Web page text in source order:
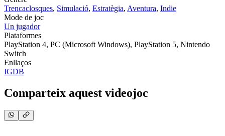
Trencaclosques, Simulació, Estratègia, Aventura, Indie
Mode de joc
Un jugador
Plataformes
PlayStation 4, PC (Microsoft Windows), PlayStation 5, Nintendo
Switch
Enllaços
IGDB
Comparteix aquest videojoc